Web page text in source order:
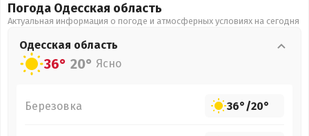
Погода Одесская область
Актуальная информация о погоде и атмосферных условиях на сегодня
Одесская область
36° 20° Ясно
Березовка 36°/20°